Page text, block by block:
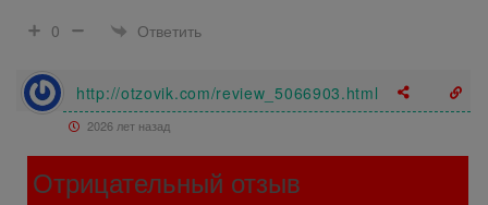
0
Ответить
http://otzovik.com/review_5066903.html
2026 лет назад
Отрицательный отзыв